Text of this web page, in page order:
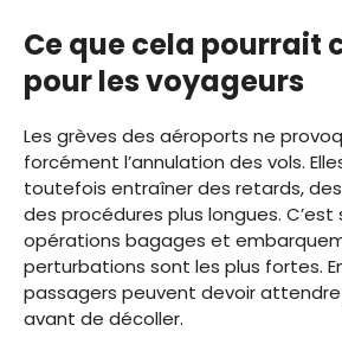
Ce que cela pourrait
pour les voyageurs
Les grèves des aéroports ne
forcément l’annulation des vols.
toutefois entraîner des retards,
des procédures plus longues.
opérations bagages et
perturbations sont les plus fortes.
passagers peuvent devoir
avant de décoller.